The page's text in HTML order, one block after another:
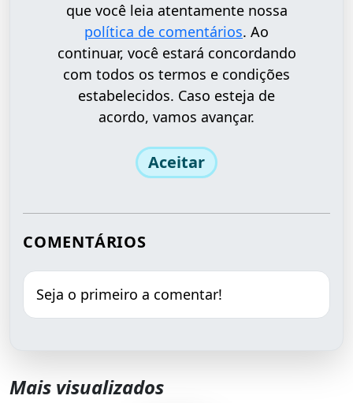
que você leia atentamente nossa
política de comentários. Ao
continuar, você estará concordando
com todos os termos e condições
estabelecidos. Caso esteja de
acordo, vamos avançar.
Aceitar
COMENTÁRIOS
Seja o primeiro a comentar!
Mais visualizados